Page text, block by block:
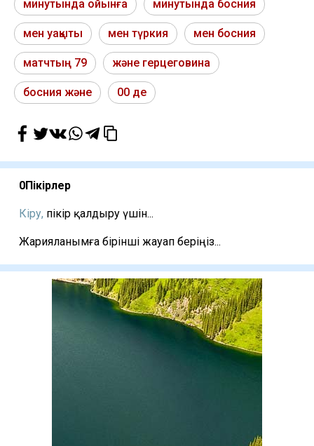
минутында ойынға минутында босния
мен уақыты мен түркия мен босния
матчтың 79 және герцеговина
босния және 00 де
0Пікірлер
Кіру, пікір қалдыру үшін...
Жарияланымға бірінші жауап беріңіз...